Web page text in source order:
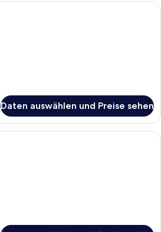
Ein Hotelzimmer mit Bett, Stuhl,
Daten auswählen und Preise sehen
Ein modernes Hotelzimmer mit